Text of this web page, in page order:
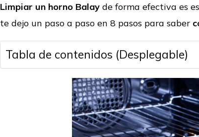
Limpiar un horno Balay de forma efectiva es
te dejo un paso a paso en 8 pasos para saber
Tabla de contenidos (Desplegable)